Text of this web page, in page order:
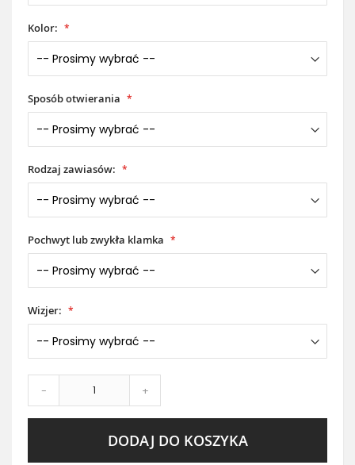
Kolor:
Sposób otwierania
Rodzaj zawiasów:
Pochwyt lub zwykła klamka
Wizjer:
- +
DODAJ DO KOSZYKA